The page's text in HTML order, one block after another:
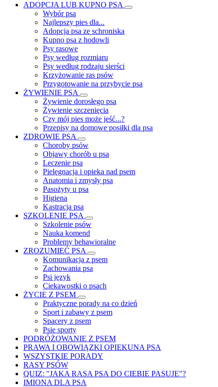
ADOPCJA LUB KUPNO PSA
Wybór psa
Najlepszy pies dla...
Adopcja psa ze schroniska
Kupno psa z hodowli
Psy rasowe
Psy według rozmiaru
Psy według rodzaju sierści
Krzyżowanie ras psów
Przygotowanie na przybycie psa
ŻYWIENIE PSA
Żywienie dorosłego psa
Żywienie szczenięcia
Czy mój pies może jeść...?
Przepisy na domowe posiłki dla psa
ZDROWIE PSA
Choroby psów
Objawy chorób u psa
Leczenie psa
Pielęgnacja i opieka nad psem
Anatomia i zmysły psa
Pasożyty u psa
Higiena
Kastracja psa
SZKOLENIE PSA
Szkolenie psów
Nauka komend
Problemy behawioralne
ZROZUMIEĆ PSA
Komunikacja z psem
Zachowania psa
Psi język
Ciekawostki o psach
ŻYCIE Z PSEM
Praktyczne porady na co dzień
Sport i zabawy z psem
Spacery z psem
Psie sporty
PODRÓŻOWANIE Z PSEM
PRAWA I OBOWIĄZKI OPIEKUNA PSA
WSZYSTKIE PORADY
RASY PSÓW
QUIZ: "JAKA RASA PSA DO CIEBIE PASUJE"?
IMIONA DLA PSA